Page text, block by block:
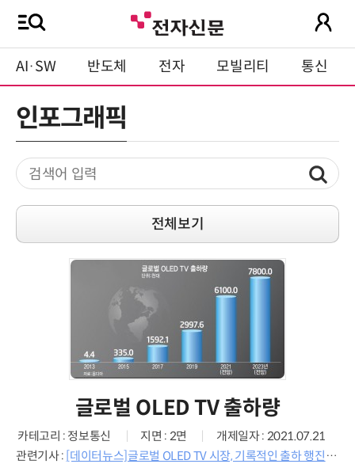
AI·SW 반도체 전자 모빌리티 통신
인포그래픽
전체보기
글로벌 OLED TV 출하량
카테고리 : 정보통신 지면 : 2면
개제일자 : 2021.07.21
관련기사 : [데이터뉴스]글로벌 OLED TV 시장, 기록적인 출하 행진 이어가